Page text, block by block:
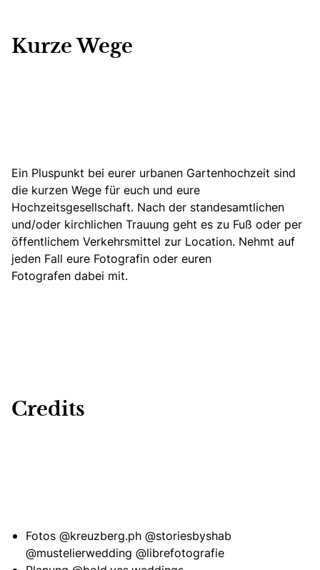
Kurze Wege
Ein Pluspunkt bei eurer urbanen Gartenhochzeit sind
die kurzen Wege für euch und eure
Hochzeitsgesellschaft. Nach der standesamtlichen
und/oder kirchlichen Trauung geht es zu Fuß oder per
öffentlichem Verkehrsmittel zur Location. Nehmt auf
jeden Fall eure Fotografin oder euren
Fotografen dabei mit.
Credits
Fotos @kreuzberg.ph @storiesbyshab
@mustelierwedding @librefotografie